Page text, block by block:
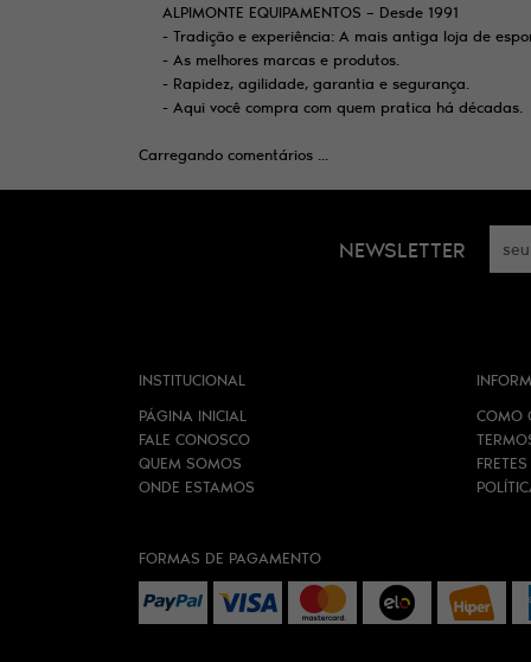
ALPIMONTE EQUIPAMENTOS – Desde 1991
- Tradição e experiência: A mais antiga loja de
- As melhores marcas e produtos.
- Rapidez, agilidade, garantia e segurança.
- Aqui você compra com quem pratica há décadas.
Carregando comentários ...
NEWSLETTER
INSTITUCIONAL
PÁGINA INICIAL
FALE CONOSCO
QUEM SOMOS
ONDE ESTAMOS
COMO
FORMAS DE PAGAMENTO